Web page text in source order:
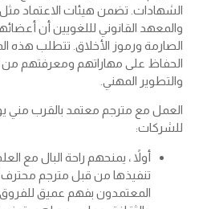
الشهادات. تضمن هيئات الاعتماد مثل
والمعهد القانوني لللغويين أن
الصارمة ورموز الأخلاق. تتطلب هذه
الحفاظ على مهاراتهم ومعرفتهم من
والتطوير المهني.
العمل مع مترجم معتمد بالقرب مني
للشركات:
أولاً ، يمنحهم راحة البال مع
تنفيذها من قبل مترجم
المعتمدون بفهم عميق للفروق